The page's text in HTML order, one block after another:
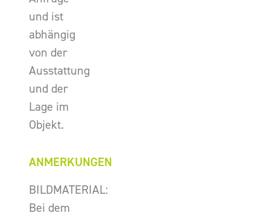
und ist
abhängig
von der
Ausstattung
und der
Lage im
Objekt.
ANMERKUNGEN
BILDMATERIAL:
Bei dem